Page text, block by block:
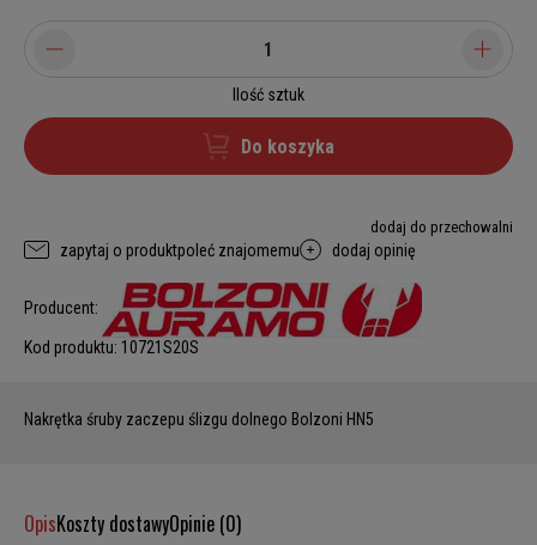
Ilość sztuk
Do koszyka
dodaj do przechowalni
zapytaj o produktpoleć znajomemu dodaj opinię
Producent:
Kod produktu: 10721S20S
Nakrętka śruby zaczepu ślizgu dolnego Bolzoni HN5
OpisKoszty dostawyOpinie (0)